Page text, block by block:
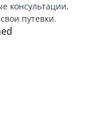
консультации,
путевки.